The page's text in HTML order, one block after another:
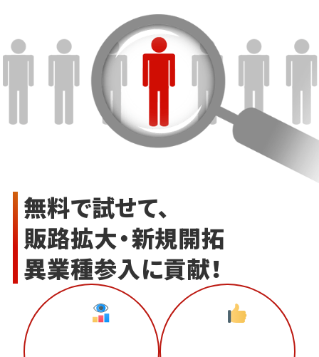
無料で試せて、
販路拡大・新規開拓
異業種参入に貢献！